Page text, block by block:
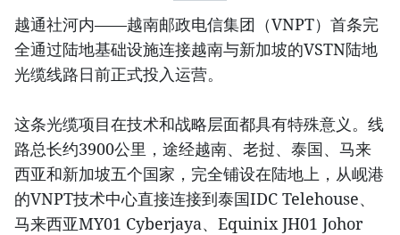
越通社河内——越南邮政电信集团（VNPT）首条完
全通过陆地基础设施连接越南与新加坡的VSTN陆地
光缆线路日前正式投入运营。
这条光缆项目在技术和战略层面都具有特殊意义。线
路总长约3900公里，途经越南、老挝、泰国、马来
西亚和新加坡五个国家，完全铺设在陆地上，从岘港
的VNPT技术中心直接连接到泰国IDC Telehouse、
马来西亚MY01 Cyberjaya、Equinix JH01 Johor